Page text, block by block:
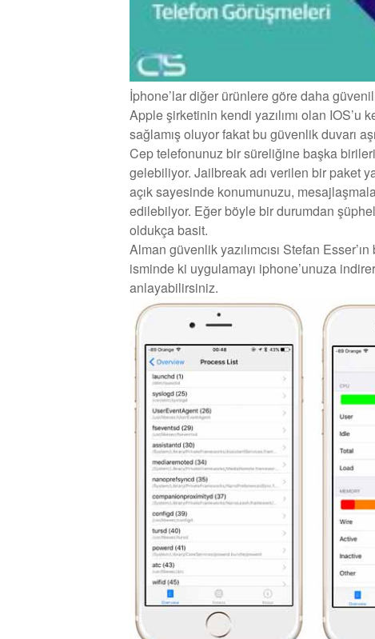
İphone’lar diğer ürünlere göre daha
Apple şirketinin kendi yazılımı olan
sağlamış oluyor fakat bu güvenlik duvarı
Cep telefonunuz bir süreliğine başka
gelebiliyor. Jailbreak adı verilen bir paket
açık sayesinde konumunuzu,
edilebilyor. Eğer böyle bir durumdan
oldukça basit.
Alman güvenlik yazılımcısı Stefan
isminde ki uygulamayı iphone’unuza
anlayabilirsiniz.